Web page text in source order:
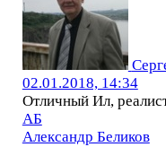
02.01.2018, 14:34
Отличный Ил,
АБ
Александр Беликов